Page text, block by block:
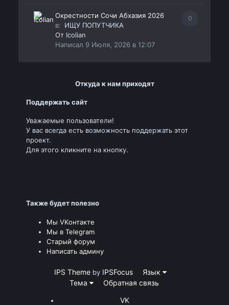
0
Окрестности Сочи Абхазия 2026
в: ИЩУ ПОПУТЧИКА
От Icolian
Написал 9 Июля, 2026 в 12:07
Откуда к нам приходят
Поддержать сайт
Уважаемые пользователи!
У вас всегда есть возможность поддержать этот
проект.
Для этого кликните на кнопку.
Также будет полезно
Мы VKонтакте
Мы в Telegram
Старый форум
Написать админу
IPS Theme by IPSFocus
Язык
Тема
Обратная связь
VK